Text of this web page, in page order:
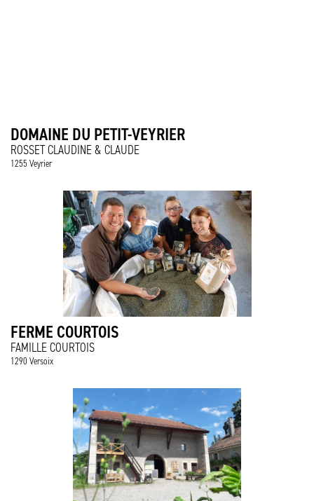
DOMAINE DU PETIT-VEYRIER
ROSSET CLAUDINE & CLAUDE
1255 Veyrier
FERME COURTOIS
FAMILLE COURTOIS
1290 Versoix